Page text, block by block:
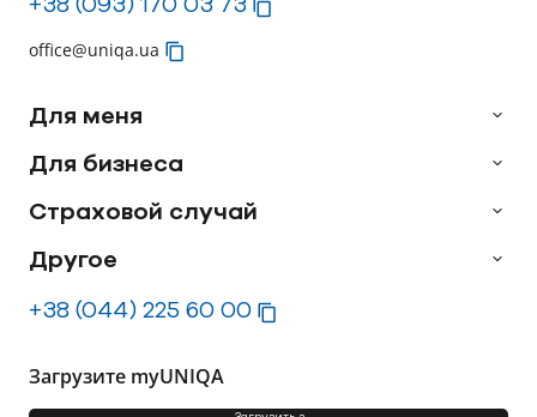
office@uniqa.ua
Для меня
Для бизнеса
Страховой случай
Другое
+38 (044) 225 60 00
Загрузите myUNIQA